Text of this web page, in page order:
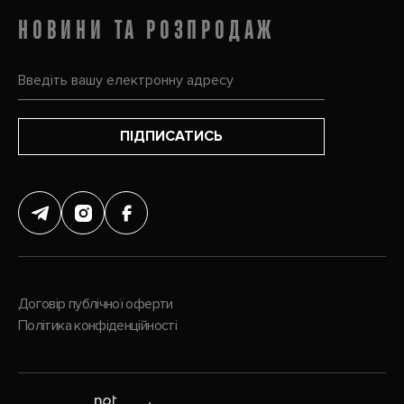
НОВИНИ ТА РОЗПРОДАЖ
ПІДПИСАТИСЬ
Договір публічної оферти
Політика конфіденційності